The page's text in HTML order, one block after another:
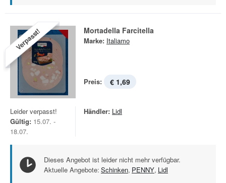
Verpasst! Mortadella Farcitella
Marke: Italiamo
Preis: € 1,69
Leider verpasst!
Gültig: 15.07. -
18.07.
Händler: Lidl
Dieses Angebot ist leider nicht mehr verfügbar.
Aktuelle Angebote: Schinken, PENNY, Lidl